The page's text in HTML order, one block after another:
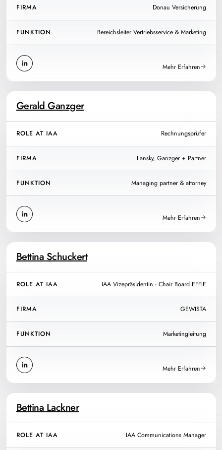
FIRMA Donau Versicherung
FUNKTION Bereichsleiter Vertriebsservice & Marketing
Mehr Erfahren
Gerald Ganzger
ROLE AT IAA Rechnungsprüfer
FIRMA Lansky, Ganzger + Partner
FUNKTION Managing partner & attorney
Mehr Erfahren
Bettina Schuckert
ROLE AT IAA IAA Vizepräsidentin - Chair Board EFFIE
FIRMA GEWISTA
FUNKTION Marketingleitung
Mehr Erfahren
Bettina Lackner
ROLE AT IAA IAA Communications Manager